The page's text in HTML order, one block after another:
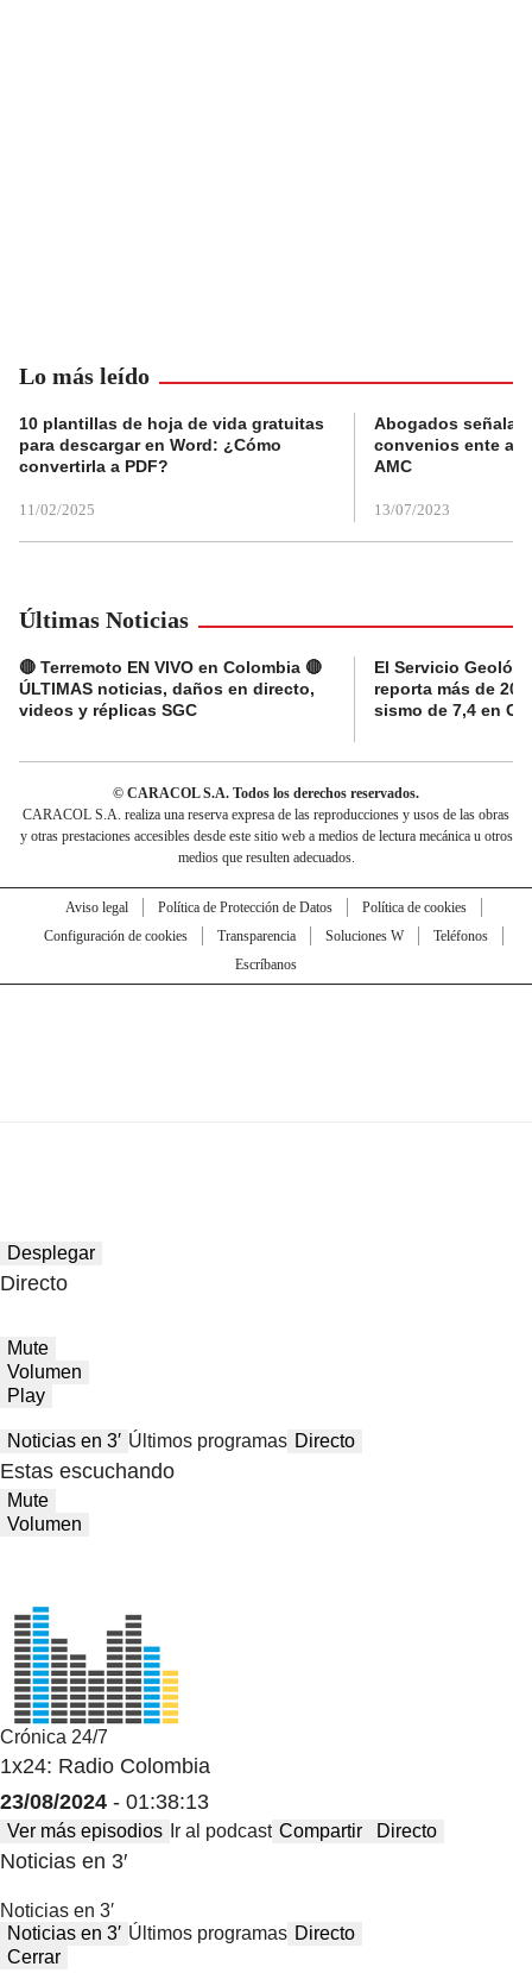
Lo más leído
10 plantillas de hoja de vida gratuitas
para descargar en Word: ¿Cómo
convertirla a PDF?
11/02/2025
Abogados
convenios ente
AMC
13/07/2023
Últimas Noticias
🔴 Terremoto EN VIVO en Colombia 🔴
ÚLTIMAS noticias, daños en directo,
videos y réplicas SGC
El Servicio
reporta más de 20
sismo de 7,4 en
© CARACOL S.A. Todos los derechos reservados.
CARACOL S.A. realiza una reserva expresa de las reproducciones y usos de las obras
y otras prestaciones accesibles desde este sitio web a medios de lectura mecánica u otros
medios que resulten adecuados.
Aviso legal Política de Protección de Datos
Política de cookies
Configuración de cookies
Transparencia Soluciones W
Teléfonos
Escríbanos
Desplegar
Directo
Mute
Volumen
Play
Noticias en 3′ Últimos programas Directo
Estas escuchando
Mute
Volumen
Crónica 24/7
1x24: Radio Colombia
23/08/2024 - 01:38:13
Ver más episodios Ir al podcast Compartir Directo
Noticias en 3′
Noticias en 3′
Noticias en 3′ Últimos programas Directo
Cerrar